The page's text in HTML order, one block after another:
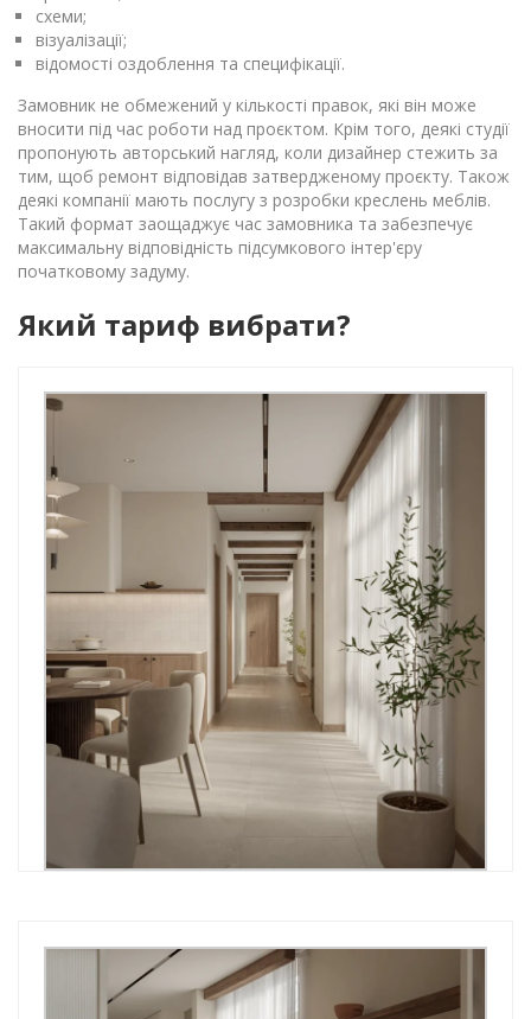
схеми;
візуалізації;
відомості оздоблення та специфікації.
Замовник не обмежений у кількості правок, які він може
вносити під час роботи над проєктом. Крім того, деякі студії
пропонують авторський нагляд, коли дизайнер стежить за
тим, щоб ремонт відповідав затвердженому проєкту. Також
деякі компанії мають послугу з розробки креслень меблів.
Такий формат заощаджує час замовника та забезпечує
максимальну відповідність підсумкового інтер'єру
початковому задуму.
Який тариф вибрати?